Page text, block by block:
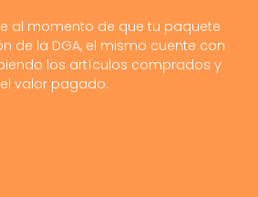
al momento de que tu paquete
de la DGA, el mismo cuente con
los artículos comprados y
el valor pagado.